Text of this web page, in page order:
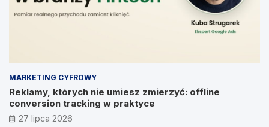
MARKETING CYFROWY
Reklamy, których nie umiesz zmierzyć: offline
conversion tracking w praktyce
27 lipca 2026